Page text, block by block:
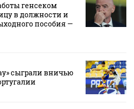
генсеком
в должности и
пособия —
сыграли вничью